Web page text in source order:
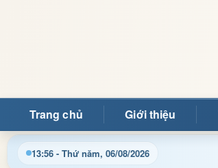
Trang chủ Giới thiệu
13:56 - Thứ năm, 06/08/2026
điều hành, thủ tục hành chính và tin tức